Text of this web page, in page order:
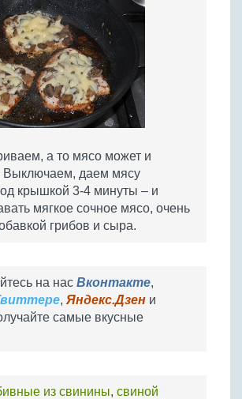
а то мясо может и
Выключаем, даем мясу
крышкой 3-4 минуты – и
мягкое сочное мясо, очень
грибов и сыра.
на нас Вконтакте,
, Яндекс.Дзен и
самые вкусные
из свинины, свиной